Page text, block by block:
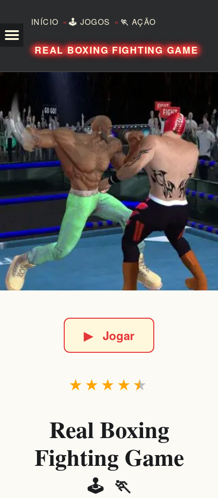
INÍCIO »🕹️ JOGOS » 🏃 AÇÃO
REAL BOXING FIGHTING GAME
▶Jogar
★
★
★
★
★
Real Boxing
Fighting Game
🕹️ 🏃